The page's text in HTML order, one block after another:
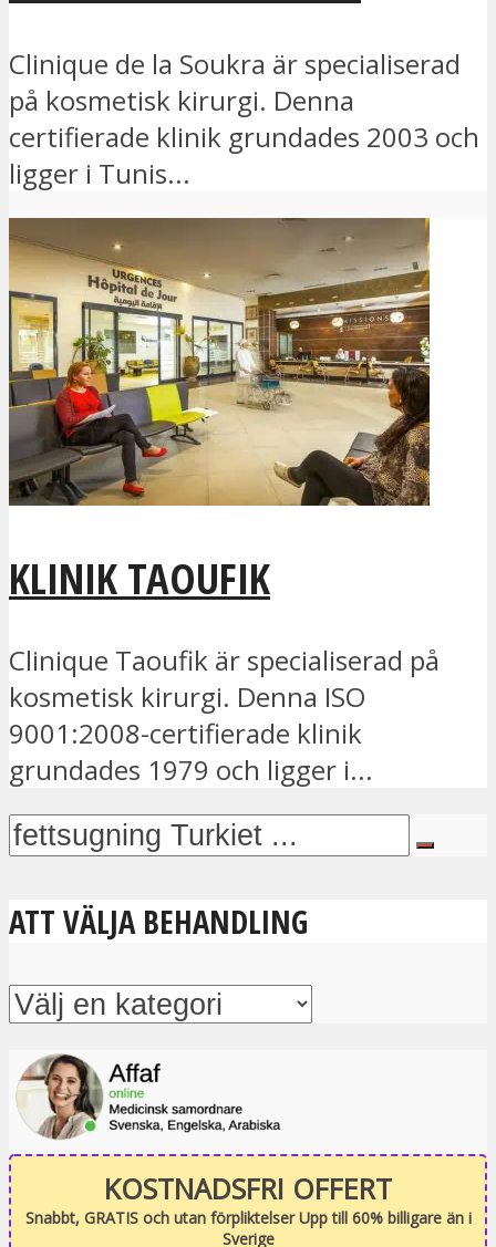
Clinique de la Soukra är specialiserad
på kosmetisk kirurgi. Denna
certifierade klinik grundades 2003 och
ligger i Tunis...
KLINIK TAOUFIK
Clinique Taoufik är specialiserad på
kosmetisk kirurgi. Denna ISO
9001:2008-certifierade klinik
grundades 1979 och ligger i...
ATT VÄLJA BEHANDLING
KOSTNADSFRI OFFERT
Snabbt, GRATIS och utan förpliktelser Upp till 60% billigare än i
Sverige